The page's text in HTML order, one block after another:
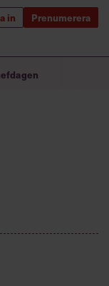
in Prenumerera